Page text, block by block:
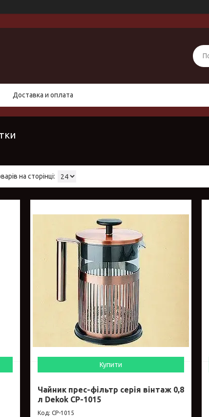
Доставка и оплата
Купити
Чайник прес-фільтр серія вінтаж 0,8
л Dekok CP-1015
CP-1015